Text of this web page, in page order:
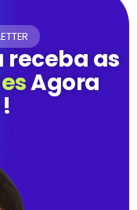
as
Agora